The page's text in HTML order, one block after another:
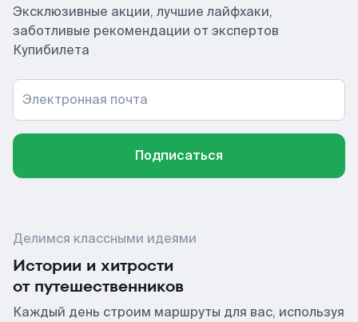
Эксклюзивные акции, лучшие лайфхаки,
заботливые рекомендации от экспертов
Купибилета
Электронная почта
Подписаться
Делимся классными идеями
Истории и хитрости
от путешественников
Каждый день строим маршруты для вас, используя